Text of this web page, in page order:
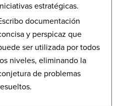
estratégicas.
documentación
y perspicaz que
ser utilizada por todos
niveles, eliminando la
de problemas